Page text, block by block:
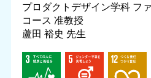
プロダクトデザイン学科 フ
コース 准教授
蘆田 裕史 先生